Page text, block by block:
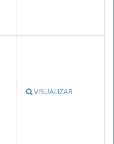
VISUALIZAR